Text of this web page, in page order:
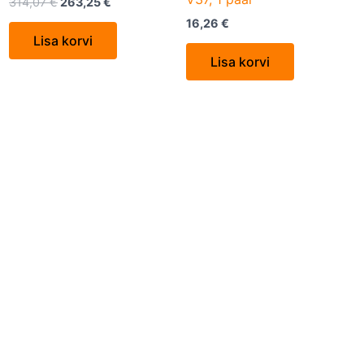
Lisa korvi
16,26 €
Lisa korvi